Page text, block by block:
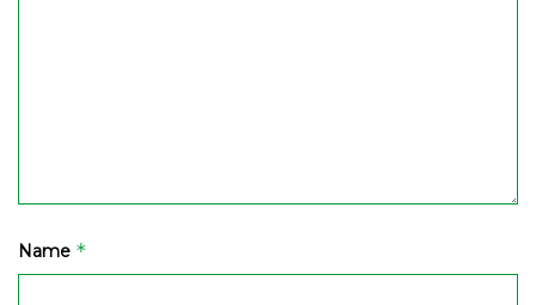
Name *